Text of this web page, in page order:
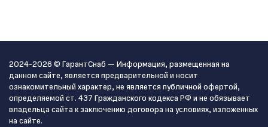
2024-2026 © ГарантСнаб — Информация, размещенная на
данном сайте, является предварительной и носит
ознакомительный характер, не является публичной офертой,
определяемой ст. 437 Гражданского кодекса РФ и не обязывает
владельца сайта к заключению договора на условиях, изложенных
на сайте.